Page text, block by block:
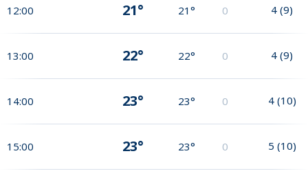
12:00 21° 21° 0 4 (9)
13:00 22° 22° 0 4 (9)
14:00 23° 23° 0 4 (10)
15:00 23° 23° 0 5 (10)